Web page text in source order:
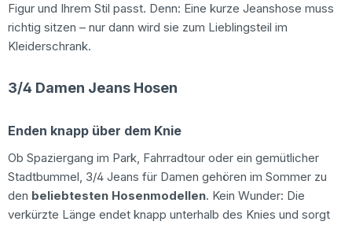
Figur und Ihrem Stil passt. Denn: Eine kurze Jeanshose muss
richtig sitzen – nur dann wird sie zum Lieblingsteil im
Kleiderschrank.
3/4 Damen Jeans Hosen
Enden knapp über dem Knie
Ob Spaziergang im Park, Fahrradtour oder ein gemütlicher
Stadtbummel, 3/4 Jeans für Damen gehören im Sommer zu
den beliebtesten Hosenmodellen. Kein Wunder: Die
verkürzte Länge endet knapp unterhalb des Knies und sorgt